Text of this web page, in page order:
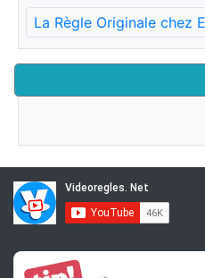
La Règle Originale chez